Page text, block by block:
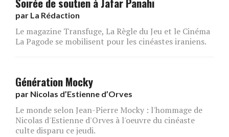
par La Rédaction
Le magazine Transfuge, La Règle du Jeu et le Cinéma
La Pagode se mobilisent pour les cinéastes iraniens.
Génération Mocky
par Nicolas d’Estienne d’Orves
Le monde selon Jean-Pierre Mocky : l'hommage de
Nicolas d'Estienne d'Orves à l'oeuvre du cinéaste
culte disparu ce jeudi.